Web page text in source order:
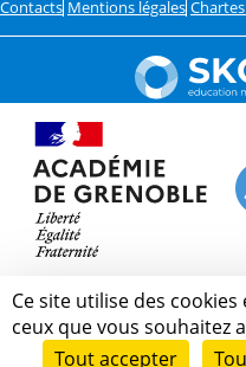
Contacts Mentions légales
Ce site utilise des
ceux que vous souhaitez
Tout accepter